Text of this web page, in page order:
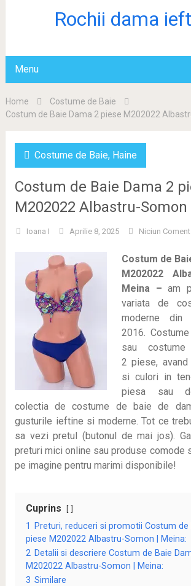
Rochii dama
Menu
Home
Costume de Baie
Costum de Baie Dama 2 piese M202022
Costume de Baie, Haine
Costum de Baie Dama 2
M202022 Albastru-Somon
Ioana I Aprilie 8, 2025 Niciun
Costum de
M202022
Meina – am
variata de
moderne din
2016.
sau
2 piese,
si culori in
piesa sau
colectia de costume de baie de
gusturile ieftine si moderne. Tot ce
sa vezi pretul (butonul de mai jos).
preturi mici online sau produse comode
pe imagine pentru marimi disponibile!
Cuprins
1
Preturi, reduceri si promotii Costum de
piese M202022 Albastru-Somon | Meina:
2 Detalii si descriere Costum de Baie
M202022 Albastru-Somon | Meina:
3 Similare